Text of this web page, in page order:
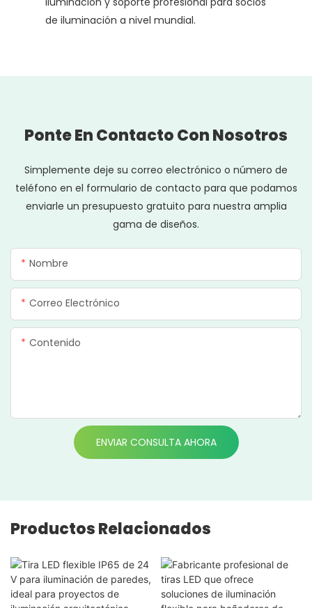
de iluminación a nivel mundial.
Ponte En Contacto Con Nosotros
Simplemente deje su correo electrónico o número de
teléfono en el formulario de contacto para que podamos
enviarle un presupuesto gratuito para nuestra amplia
gama de diseños.
Nombre
Correo Electrónico
Contenido
ENVIAR CONSULTA AHORA
Productos Relacionados